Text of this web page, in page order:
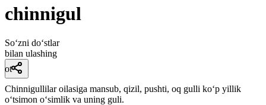
chinnigul
So‘zni do‘stlar
bilan ulashing
ot
Chinnigullilar oilasiga mansub, qizil, pushti, oq gulli koʻp yillik
oʻtsimon oʻsimlik va uning guli.